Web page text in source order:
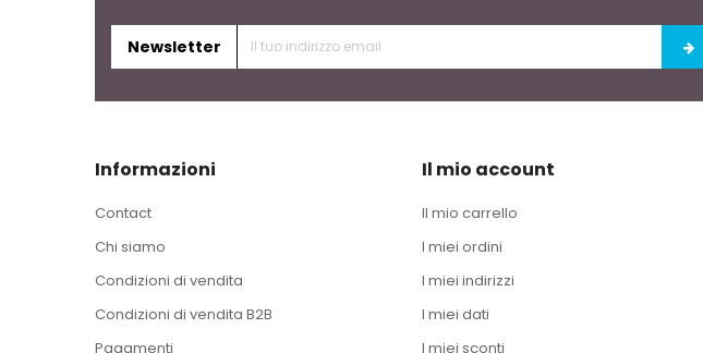
Newsletter
Informazioni
Contact
Chi siamo
Condizioni di vendita
Condizioni di vendita B2B
Pagamenti
Il mio account
Il mio carrello
I miei ordini
I miei indirizzi
I miei dati
I miei sconti